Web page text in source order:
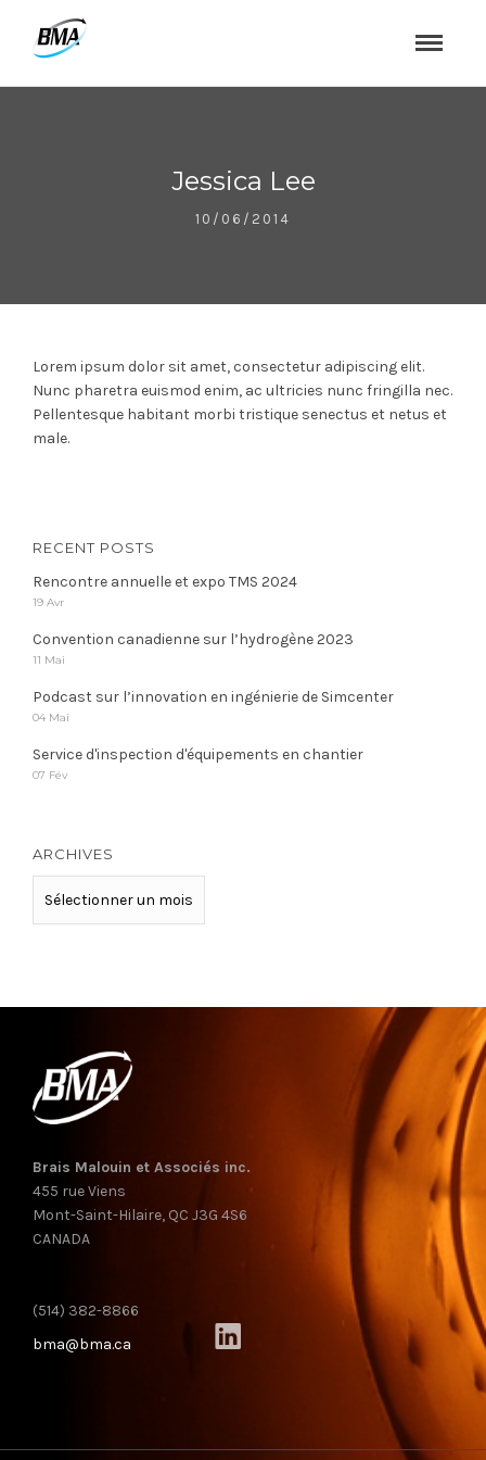
Jessica Lee
10/06/2014
Lorem ipsum dolor sit amet, consectetur adipiscing elit.
Nunc pharetra euismod enim, ac ultricies nunc fringilla nec.
Pellentesque habitant morbi tristique senectus et netus et
male.
RECENT POSTS
Rencontre annuelle et expo TMS 2024
19 Avr
Convention canadienne sur l’hydrogène 2023
11 Mai
Podcast sur l’innovation en ingénierie de Simcenter
04 Mai
Service d'inspection d'équipements en chantier
07 Fév
ARCHIVES
ARCHIVES
Brais Malouin et Associés inc.
455 rue Viens
Mont-Saint-Hilaire, QC J3G 4S6
CANADA
(514) 382-8866
bma@bma.ca